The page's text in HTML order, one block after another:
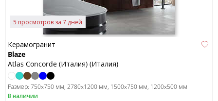
5 просмотров за 7 дней
Керамогранит
Blaze
Atlas Concorde (Италия) (Италия)
Размер: 750x750 мм 2780x1200 мм 1500x750 мм 1200x500 мм
В наличии